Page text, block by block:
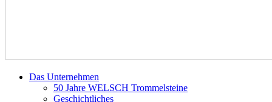
Das Unternehmen
50 Jahre WELSCH Trommelsteine
Geschichtliches